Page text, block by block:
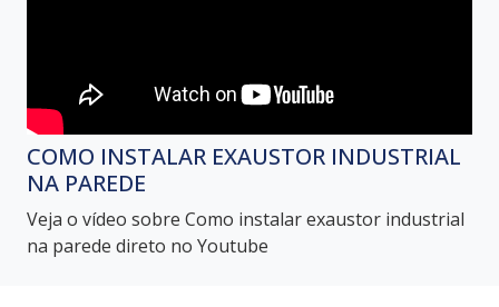
COMO INSTALAR EXAUSTOR INDUSTRIAL
NA PAREDE
Veja o vídeo sobre Como instalar exaustor industrial
na parede direto no Youtube